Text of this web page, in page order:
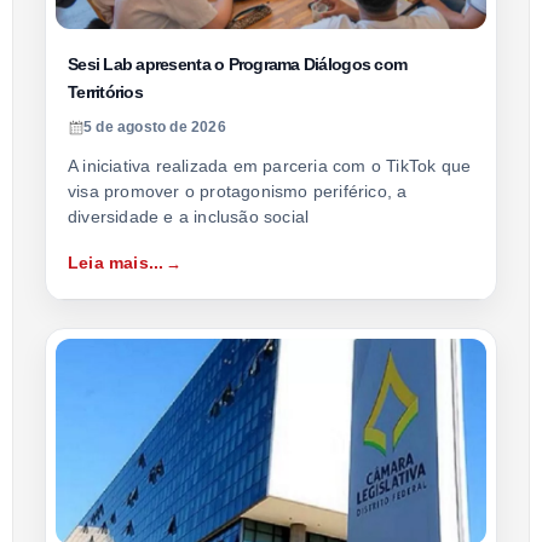
Sesi Lab apresenta o Programa Diálogos com
Territórios
5 de agosto de 2026
A iniciativa realizada em parceria com o TikTok que
visa promover o protagonismo periférico, a
diversidade e a inclusão social
Leia mais...